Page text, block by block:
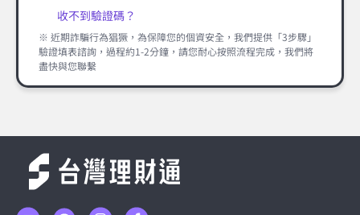
收不到驗證碼？
※ 近期詐騙行為猖獗，為保障您的個資安全，我們提供「3步驟」
驗證填表諮詢，過程約1-2分鐘，請您耐心按照流程完成，我們將
盡快與您聯繫